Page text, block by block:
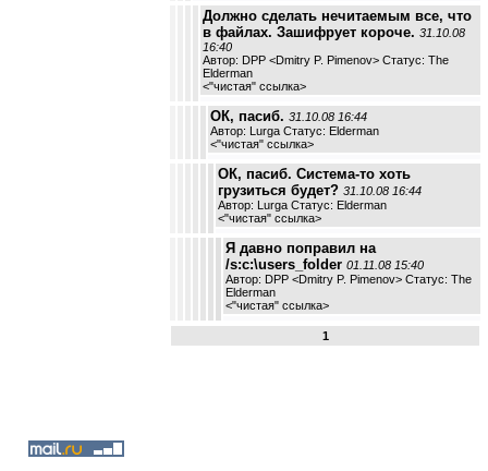
Должно сделать нечитаемым все, что
в файлах. Зашифрует короче. 31.10.08
16:40
Автор: DPP <Dmitry P. Pimenov> Статус: The
Elderman
<"чистая" ссылка>
ОК, пасиб. 31.10.08 16:44
Автор: Lurga Статус: Elderman
<"чистая" ссылка>
ОК, пасиб. Система-то хоть
грузиться будет? 31.10.08 16:44
Автор: Lurga Статус: Elderman
<"чистая" ссылка>
Я давно поправил на
/s:c:\users_folder 01.11.08 15:40
Автор: DPP <Dmitry P. Pimenov> Статус: The
Elderman
<"чистая" ссылка>
1